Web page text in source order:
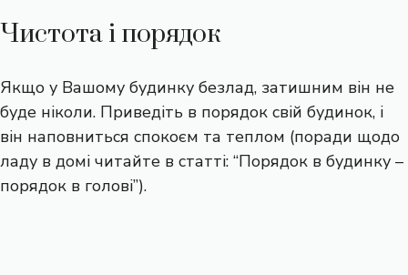
Чистота і порядок
Якщо у Вашому будинку безлад, затишним він не
буде ніколи. Приведіть в порядок свій будинок, і
він наповниться спокоєм та теплом (поради щодо
ладу в домі читайте в статті: “Порядок в будинку –
порядок в голові”).